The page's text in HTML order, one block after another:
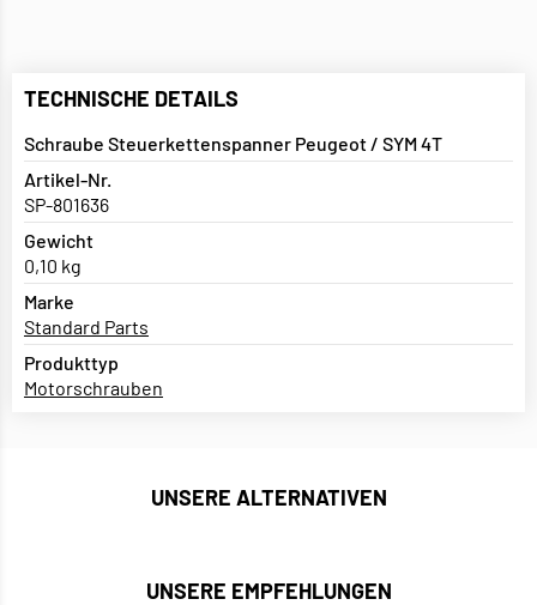
TECHNISCHE DETAILS
Schraube Steuerkettenspanner Peugeot / SYM 4T
Artikel-Nr.
SP-801636
Gewicht
0,10 kg
Marke
Standard Parts
Produkttyp
Motorschrauben
UNSERE ALTERNATIVEN
UNSERE EMPFEHLUNGEN